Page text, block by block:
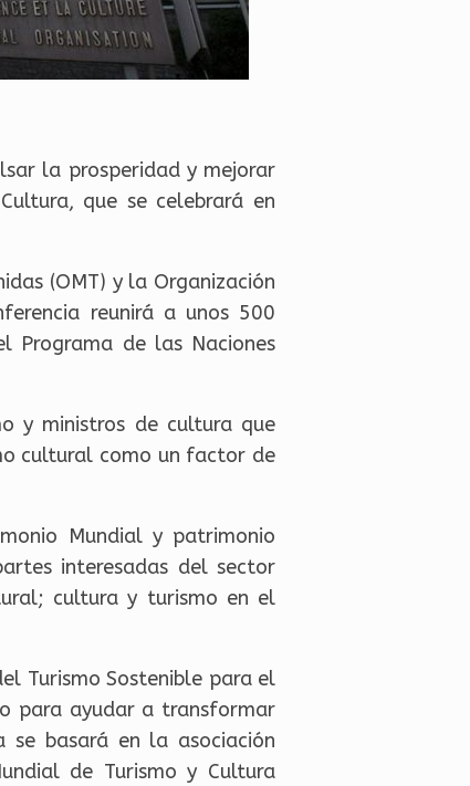
la prosperidad y mejorar
que se celebrará en
(OMT) y la Organización
reunirá a unos 500
Programa de las Naciones
y ministros de cultura que
cultural como un factor de
Mundial y patrimonio
interesadas del sector
cultura y turismo en el
Turismo Sostenible para el
para ayudar a transformar
se basará en la asociación
de Turismo y Cultura